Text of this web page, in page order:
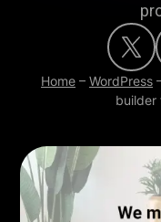
Home – WordPress
builder